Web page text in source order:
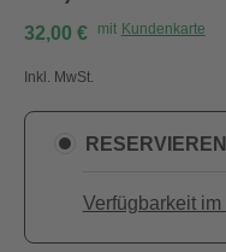
32,00 € mit Kundenkarte
Inkl. MwSt.
Verfügbarkeit im